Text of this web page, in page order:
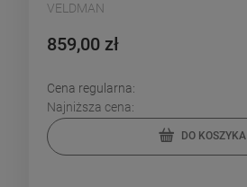
VELDMAN
859,00 zł
Cena regularna:
Najniższa cena:
DO KOSZYKA